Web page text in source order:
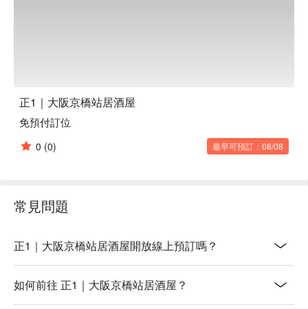
一天的行程後想好好吃頓飯，或是三五好友想找個地方輕鬆小
酌，這裡都是絕佳選擇。店內溫暖舒適的環境，加上菜單中肉
料理與健康居酒屋餐點的完美結合，讓正1成為舉辦女子會、
媽媽聚會或任何小型派對的理想場所。寬敞自在的空間，連女
食行程！
正1｜大阪京橋站居酒屋
免預付訂位
0 (0) 最早可預訂：08/08
常見問題
正1｜大阪京橋站居酒屋開放線上預訂嗎？
如何前往 正1｜大阪京橋站居酒屋？